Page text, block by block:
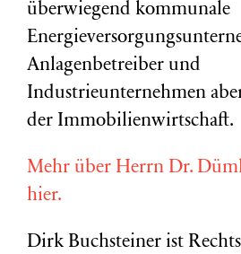
überwiegend kommunale
Anlagenbetreiber und
Industrieunternehmen
der Immobilienwirtschaft.
Mehr über Herrn Dr.
hier.
Dirk Buchsteiner ist